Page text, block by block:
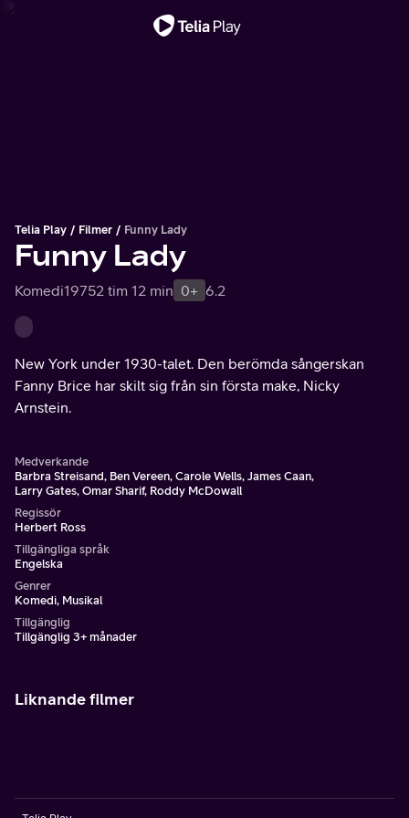
Telia Play Filmer Funny Lady
Funny Lady
Komedi19752 tim 12 min 0+ 6.2
New York under 1930-talet. Den berömda sångerskan
Fanny Brice har skilt sig från sin första make, Nicky
Arnstein.
Medverkande
Barbra Streisand, Ben Vereen, Carole Wells, James Caan,
Larry Gates, Omar Sharif, Roddy McDowall
Regissör
Herbert Ross
Tillgängliga språk
Engelska
Genrer
Komedi, Musikal
Tillgänglig
Tillgänglig 3+ månader
Liknande filmer